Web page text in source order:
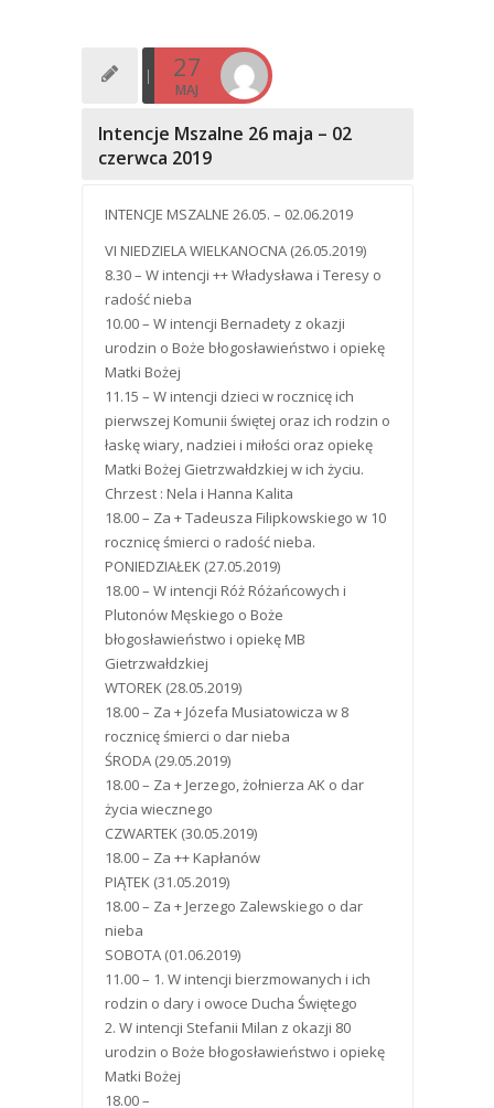
27
MAJ
Intencje Mszalne 26 maja – 02
czerwca 2019
INTENCJE MSZALNE 26.05. – 02.06.2019
VI NIEDZIELA WIELKANOCNA (26.05.2019)
8.30 – W intencji ++ Władysława i Teresy o
radość nieba
10.00 – W intencji Bernadety z okazji
urodzin o Boże błogosławieństwo i opiekę
Matki Bożej
11.15 – W intencji dzieci w rocznicę ich
pierwszej Komunii świętej oraz ich rodzin o
łaskę wiary, nadziei i miłości oraz opiekę
Matki Bożej Gietrzwałdzkiej w ich życiu.
Chrzest : Nela i Hanna Kalita
18.00 – Za + Tadeusza Filipkowskiego w 10
rocznicę śmierci o radość nieba.
PONIEDZIAŁEK (27.05.2019)
18.00 – W intencji Róż Różańcowych i
Plutonów Męskiego o Boże
błogosławieństwo i opiekę MB
Gietrzwałdzkiej
WTOREK (28.05.2019)
18.00 – Za + Józefa Musiatowicza w 8
rocznicę śmierci o dar nieba
ŚRODA (29.05.2019)
18.00 – Za + Jerzego, żołnierza AK o dar
życia wiecznego
CZWARTEK (30.05.2019)
18.00 – Za ++ Kapłanów
PIĄTEK (31.05.2019)
18.00 – Za + Jerzego Zalewskiego o dar
nieba
SOBOTA (01.06.2019)
11.00 – 1. W intencji bierzmowanych i ich
rodzin o dary i owoce Ducha Świętego
2. W intencji Stefanii Milan z okazji 80
urodzin o Boże błogosławieństwo i opiekę
Matki Bożej
18.00 –